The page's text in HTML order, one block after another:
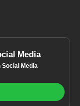
Media
Social Media